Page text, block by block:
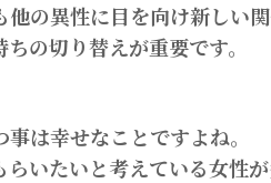
の異性に目を向け新しい
の切り替えが重要です。
は幸せなことですよね。
いたいと考えている女性